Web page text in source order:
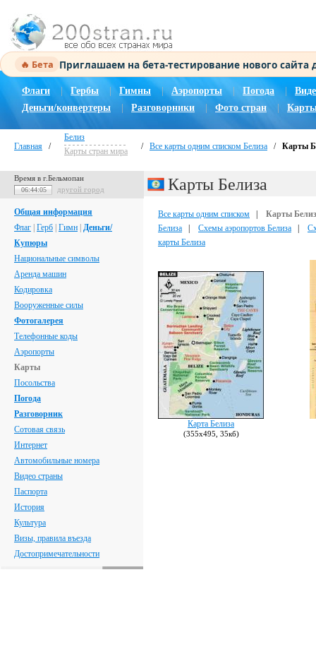
🔥 Бета Приглашаем на бета-тестирование нового
Флаги Гербы Гимны | Аэропорты Погода |
Деньги/конвертеры
Разговорники Фото стран
Главная /
Белиз
Карты стран мира
/ Все карты одним списком Белиза / Карты
Время в г.Бельмопан
06:44:06 другой город
Общая информация
Флаг Герб Гимн Деньги/
Купюры
Национальные символы
Аренда машин
Кодировка
Вооруженные силы
Фотогалерея
Телефонные коды
Аэропорты
Карты
Посольства
Погода
Разговорник
Сотовая связь
Интернет
Автомобильные номера
Видео страны
Паспорта
История
Культура
Визы, правила въезда
Достопримечательности
Карты Белиза
Все карты одним списком
Карты
Белиза
Схемы аэропортов Белиза
карты Белиза
Карта Белиза
(355х495, 35кб)